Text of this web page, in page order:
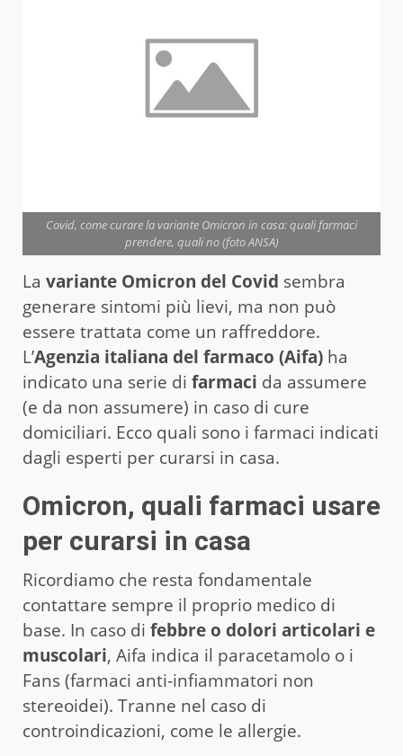
Covid, come curare la variante Omicron in casa: quali farmaci
prendere, quali no (foto ANSA)
La variante Omicron del Covid sembra
generare sintomi più lievi, ma non può
essere trattata come un raffreddore.
L’Agenzia italiana del farmaco (Aifa) ha
indicato una serie di farmaci da assumere
(e da non assumere) in caso di cure
domiciliari. Ecco quali sono i farmaci indicati
dagli esperti per curarsi in casa.
Omicron, quali farmaci usare
per curarsi in casa
Ricordiamo che resta fondamentale
contattare sempre il proprio medico di
base. In caso di febbre o dolori articolari e
muscolari, Aifa indica il paracetamolo o i
Fans (farmaci anti-infiammatori non
stereoidei). Tranne nel caso di
controindicazioni, come le allergie.